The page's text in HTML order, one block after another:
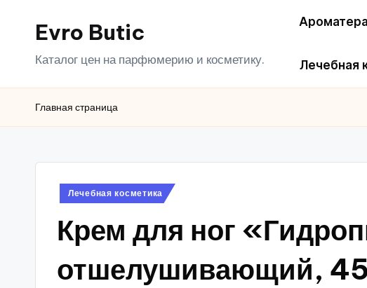
ПерейтиEvro Butic
Каталог цен на парфюмерию и косметику. Лечебная
Главная страница
Опубликовано
Лечебная косметика
Крем для ног
отшелушивающий,